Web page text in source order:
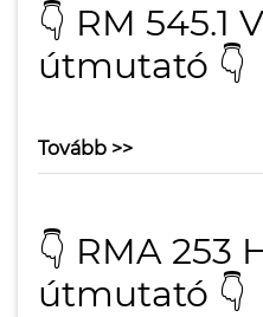
👇 RM 545.1
útmutató 👇
Tovább >>
👇 RMA 253
útmutató 👇